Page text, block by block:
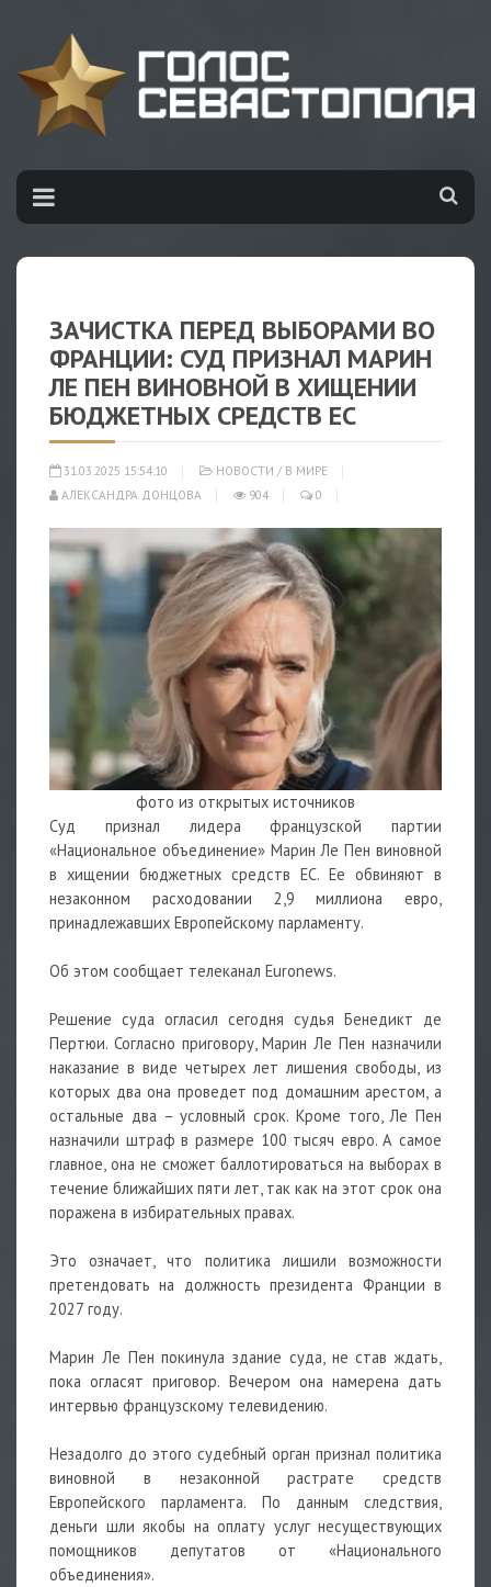
ЗАЧИСТКА ПЕРЕД ВЫБОРАМИ ВО
ФРАНЦИИ: СУД ПРИЗНАЛ МАРИН
ЛЕ ПЕН ВИНОВНОЙ В ХИЩЕНИИ
БЮДЖЕТНЫХ СРЕДСТВ ЕС
31.03.2025 15:54:10 НОВОСТИ / В МИРЕ
АЛЕКСАНДРА ДОНЦОВА
904 0
фото из открытых источников
Суд признал лидера французской партии
«Национальное объединение» Марин Ле Пен виновной
в хищении бюджетных средств ЕС. Ее обвиняют в
незаконном расходовании 2,9 миллиона евро,
принадлежавших Европейскому парламенту.
Об этом сообщает телеканал Euronews.
Решение суда огласил сегодня судья Бенедикт де
Пертюи. Согласно приговору, Марин Ле Пен назначили
наказание в виде четырех лет лишения свободы, из
которых два она проведет под домашним арестом, а
остальные два – условный срок. Кроме того, Ле Пен
назначили штраф в размере 100 тысяч евро. А самое
главное, она не сможет баллотироваться на выборах в
течение ближайших пяти лет, так как на этот срок она
поражена в избирательных правах.
Это означает, что политика лишили возможности
претендовать на должность президента Франции в
2027 году.
Марин Ле Пен покинула здание суда, не став ждать,
пока огласят приговор. Вечером она намерена дать
интервью французскому телевидению.
Незадолго до этого судебный орган признал политика
виновной в незаконной растрате средств
Европейского парламента. По данным следствия,
деньги шли якобы на оплату услуг несуществующих
помощников депутатов от «Национального
объединения».